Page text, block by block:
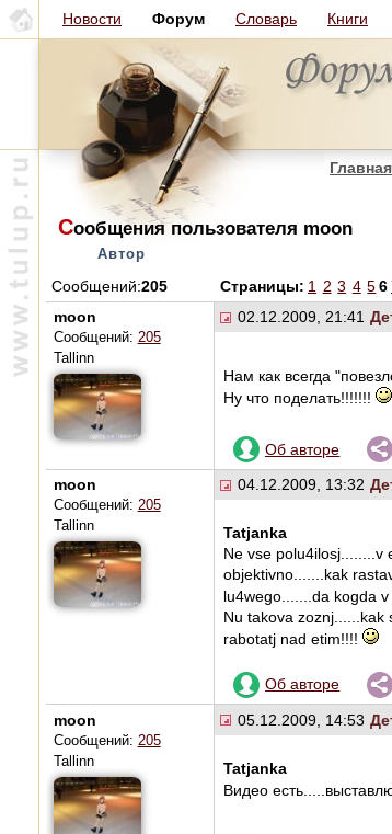
Новости Форум Словарь Книги
Главная
Сообщения пользователя moon
Автор
Сообщений:205 Страницы: 1 2 3 4 56
moon
Сообщений: 205
Tallinn
02.12.2009, 21:41
Нам как всегда
Ну что поделать!!!!!!!
Об авторе
moon
Сообщений: 205
Tallinn
04.12.2009, 13:32
Tatjanka
Ne vse polu4ilosj........v
objektivno.......kak
lu4wego.......da kogda
Nu takova zoznj......kak
rabotatj nad etim!!!!
Об авторе
moon
Сообщений: 205
Tallinn
05.12.2009, 14:53
Tatjanka
Видео